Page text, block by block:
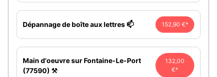
Dépannage de boîte aux lettres 📫 152,90 €*
Main d'oeuvre sur Fontaine-Le-Port
(77590) ⚒️
132,00
€*